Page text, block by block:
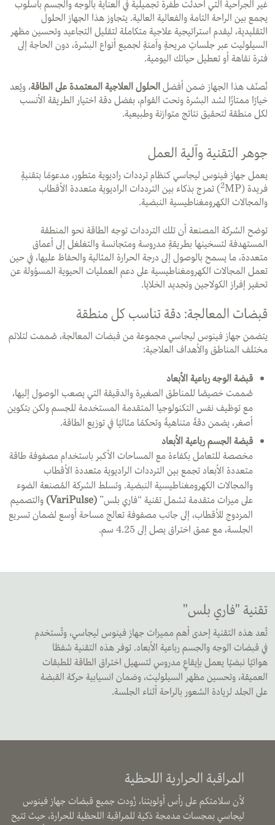
غير الجراحية التي أحدثت طفرة تجميلية في العناية بالوجه والجسم بأسلوب
يجمع بين الراحة التامة والفعالية العالية. يتجاوز هذا الجهاز الحلول
التقليدية، ليقدم استراتيجية علاجية متكاملة لتقليل التجاعيد وتحسين مظهر
السيلوليت عبر جلساتٍ مريحةٍ وآمنةٍ لجميع أنواع البشرة، دون الحاجة إلى
فترة نقاهة أو تعطيل حياتك اليومية.
نُصنّف هذا الجهاز ضمن أفضلالحلول العلاجية المعتمدة على الطاقة، ويُعد
خيارًا ممتازًا لشد البشرة ونحت القوام، بفضل دقة اختيار الطريقة الأنسب
لكل منطقة لتحقيق نتائج متوازنة وطبيعية.
جوهر التقنية وآلية العمل
يعمل جهاز فينوس ليجاسي كنظام ترددات راديوية متطور، مدعومًا بتقنيةٍ
فريدة (
2MP) تمزج بذكاء بين الترددات الراديوية متعددة الأقطاب
والمجالات الكهرومغناطيسية النبضية.
توضح الشركة المصنعة أن تلك الترددات توجه الطاقة نحو المنطقة
المستهدفة لتسخينها بطريقةٍ مدروسة ومتجانسة والتغلغل إلى أعماق
متعددة، ما يسمح بالوصول إلى درجة الحرارة المثالية والحفاظ عليها، في حين
تعمل المجالات الكهرومغناطيسية على دعم العمليات الحيوية المسؤولة عن
تحفيز إفراز الكولاجين وتجديد الخلايا.
قبضات المعالجة: دقة تناسب كل منطقة
يتضمن جهاز فينوس ليجاسي مجموعة من قبضات المعالجة، صُممت لتلائم
مختلف المناطق والأهداف العلاجية:
قبضة الوجه رباعية الأبعاد
صُممت خصيصًا للمناطق الصغيرة والدقيقة التي يصعب الوصول إليها،
مع توظيف نفس التكنولوجيا المتقدمة المستخدمة للجسم ولكن بتكوين
أصغر، يضمن دقةً متناهيةً وتحكمًا مثاليًا في توزيع الطاقة.
قبضة الجسم رباعية الأبعاد
مخصصة للتعامل بكفاءة مع المساحات الأكبر باستخدام مصفوفة طاقة
متعددة الأبعاد تجمع بين الترددات الراديوية متعددة الأقطاب
والمجالات الكهرومغناطيسية النبضية. وتسلط الشركة المُصنعة الضوء
على ميزات متقدمة تشمل تقنية “فاري بلس” (
VariPulse
)والتصميم
المزدوج للأقطاب، إلى جانب مصفوفة تعالج مساحة أوسع لضمان تسريع
الجلسة، مع عمق اختراق يصل إلى 4.25 سم.
تقنية "فاري بلس"
تُعد هذه التقنية إحدى أهم مميزات جهاز فينوس ليجاسي، وتُستخدم
في قبضات الوجه والجسم رباعية الأبعاد. توفر هذه التقنية شفطًا
هوائيًا نبضيًا يعمل بإيقاعٍ مدروسٍ لتسهيل اختراق الطاقة للطبقات
العميقة، وتحسين مظهر السيلوليت، وضمان انسيابية حركة القبضة
على الجلد لزيادة الشعور بالراحة أثناء الجلسة.
المراقبة الحرارية اللحظية
لأن سلامتكم على رأس أولويتنا، زُودت جميع قبضات جهاز فينوس
ليجاسي بمجسات مدمجة ذكية للمراقبة اللحظية للحرارة، حيث تتيح